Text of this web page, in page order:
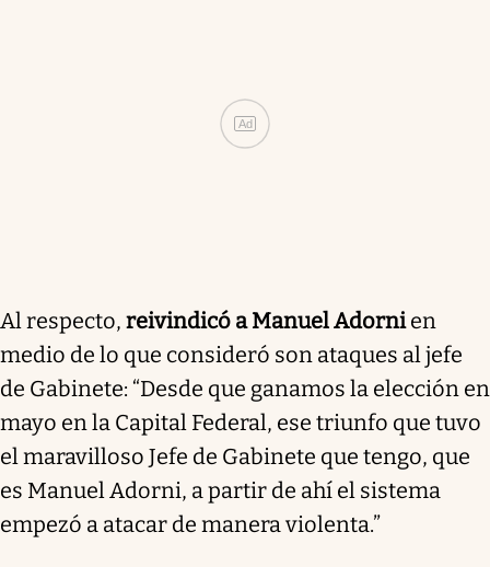
Ad
Al respecto, reivindicó a Manuel Adornien
medio de lo que consideró son ataques al jefe
de Gabinete: “Desde que ganamos la elección en
mayo en la Capital Federal, ese triunfo que tuvo
el maravilloso Jefe de Gabinete que tengo, que
es Manuel Adorni, a partir de ahí el sistema
empezó a atacar de manera violenta.”